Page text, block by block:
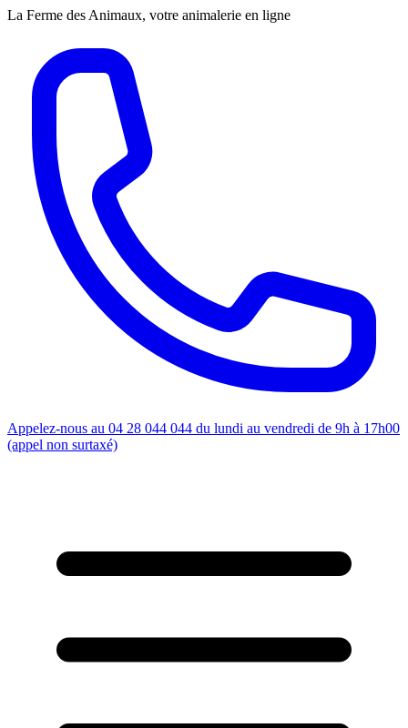
La Ferme des Animaux, votre animalerie en ligne
Appelez-nous au 04 28 044 044 du lundi au vendredi de 9h à 17h00
(appel non surtaxé)